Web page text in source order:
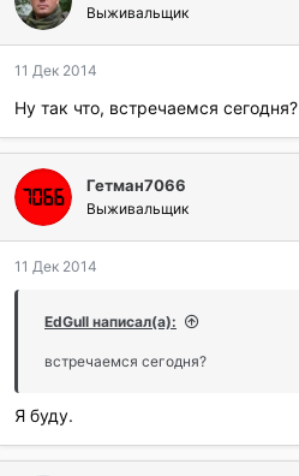
Выживальщик
11 Дек 2014
Ну так что, встречаемся сегодня?
Гетман7066
Выживальщик
11 Дек 2014
EdGull написал(а):
встречаемся сегодня?
Я буду.